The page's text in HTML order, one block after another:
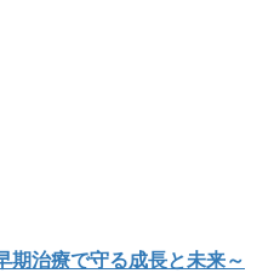
期治療で守る成長と未来～